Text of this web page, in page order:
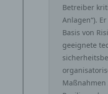
Betreiber
Anlagen“).
Basis von
geeignete